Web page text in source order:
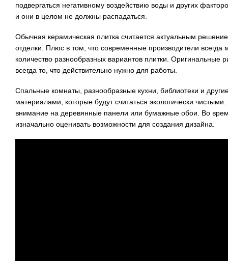
подвергаться негативному воздействию воды и других
и они в целом не должны распадаться.
Обычная керамическая плитка считается актуальным
отделки. Плюс в том, что современные производители всегда
количество разнообразных вариантов плитки. Оригинальные
всегда то, что действительно нужно для работы.
Спальные комнаты, разнообразные кухни, библиотеки и
материалами, которые будут считаться экологически
внимание на деревянные панели или бумажные обои. Во
изначально оценивать возможности для создания дизайна.